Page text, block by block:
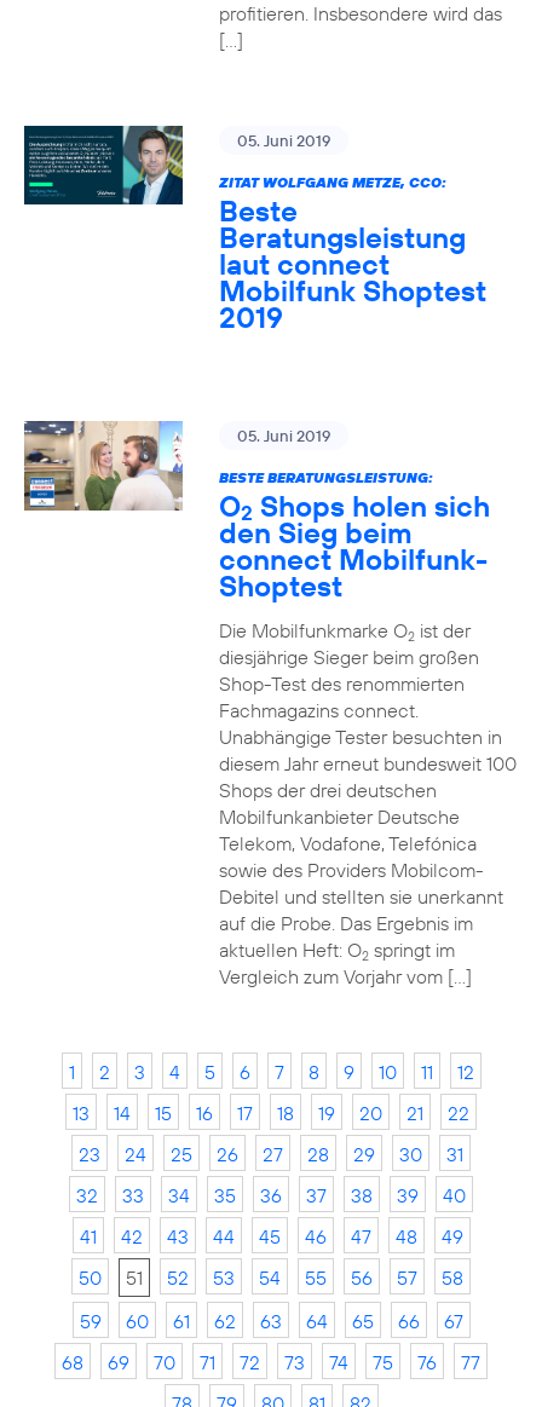
profitieren. Insbesondere wird das
[…]
05. Juni 2019
ZITAT WOLFGANG METZE, CCO:
Beste
Beratungsleistung
laut connect
Mobilfunk Shoptest
2019
05. Juni 2019
BESTE BERATUNGSLEISTUNG:
O2 Shops holen sich
den Sieg beim
connect Mobilfunk-
Shoptest
Die Mobilfunkmarke O2ist der
diesjährige Sieger beim großen
Shop-Test des renommierten
Fachmagazins connect.
Unabhängige Tester besuchten in
diesem Jahr erneut bundesweit 100
Shops der drei deutschen
Mobilfunkanbieter Deutsche
Telekom, Vodafone, Telefónica
sowie des Providers Mobilcom-
Debitel und stellten sie unerkannt
auf die Probe. Das Ergebnis im
aktuellen Heft: O2springt im
Vergleich zum Vorjahr vom […]
1 2 3 4 5 6 7 8 9 10 11
12
13
14 15 16 17 18 19 20 21
22
23
24 25 26 27 28 29 30
31
32
33 34 35 36 37 38 39
40
41
42 43 44 45 46 47 48
49
50
51 52 53 54 55 56 57
58
59
60 61 62 63 64 65 66
67
68
69 70 71 72 73 74 75 76
77